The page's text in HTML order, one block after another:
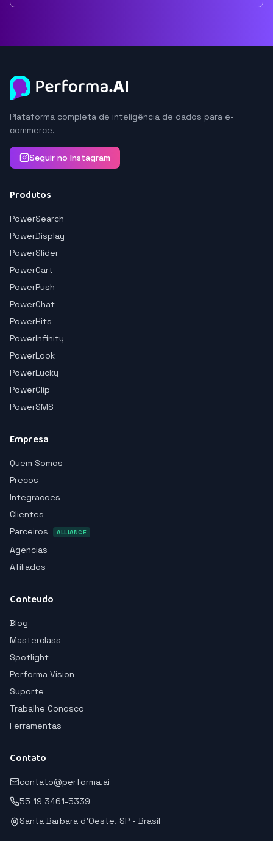
Plataforma completa de inteligência de dados para e-
commerce.
Seguir no Instagram
Produtos
PowerSearch
PowerDisplay
PowerSlider
PowerCart
PowerPush
PowerChat
PowerHits
PowerInfinity
PowerLook
PowerLucky
PowerClip
PowerSMS
Empresa
Quem Somos
Precos
Integracoes
Clientes
Parceiros
ALLIANCE
Agencias
Afiliados
Conteudo
Blog
Masterclass
Spotlight
Performa Vision
Suporte
Trabalhe Conosco
Ferramentas
Contato
contato@performa.ai
55 19 3461-5339
Santa Barbara d'Oeste, SP - Brasil